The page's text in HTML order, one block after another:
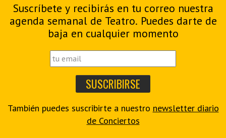
Suscríbete y recibirás en tu correo nuestra
agenda semanal de Teatro. Puedes darte de
baja en cualquier momento
También puedes suscribirte a nuestro newsletter diario
de Conciertos